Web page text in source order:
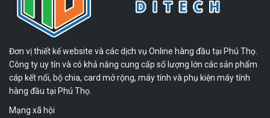
Đơn vị thiết kế website và các dịch vụ Online hàng đầu tại Phú Thọ.
Công ty uy tín và có khả năng cung cấp số lượng lớn các sản phẩm
cáp kết nối, bộ chia, card mở rộng, máy tính và phụ kiện máy tính
hàng đầu tại Phú Thọ.
Mạng xã hội